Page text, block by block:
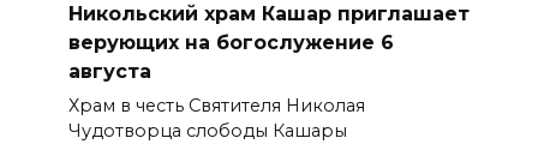
Никольский храм Кашар приглашает
верующих на богослужение 6
августа
Храм в честь Святителя Николая
Чудотворца слободы Кашары